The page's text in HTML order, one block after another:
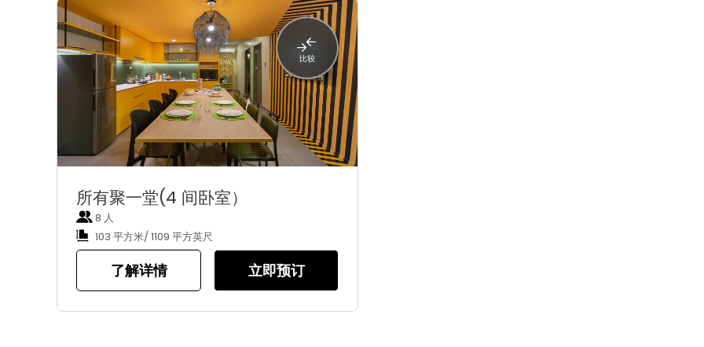
比较
所有聚一堂(4 间卧室）
8 人
103 平方米/ 1109 平方英尺
了解详情 立即预订